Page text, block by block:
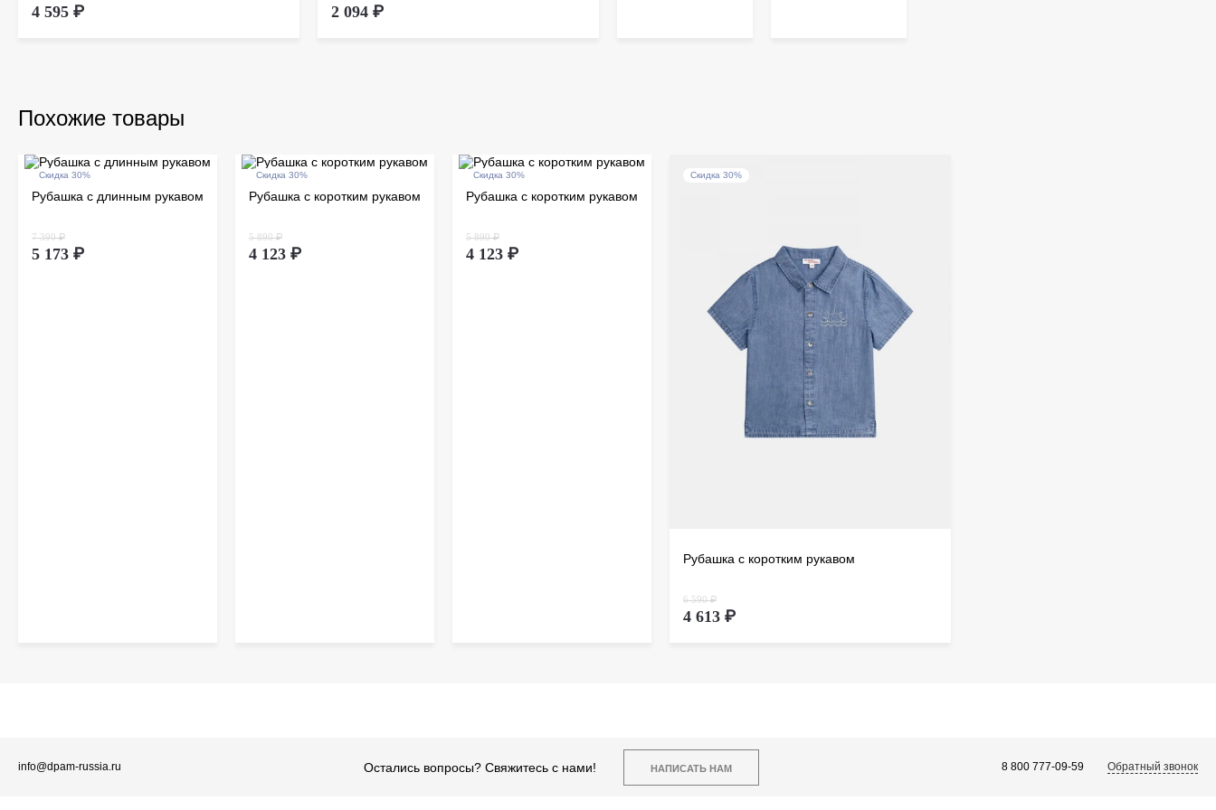
4 595 ₽ 2 094 ₽
Похожие товары
Скидка 30%
Рубашка с длинным рукавом
7 390 ₽
5 173 ₽
Скидка 30%
Рубашка с коротким рукавом
5 890 ₽
4 123 ₽
Скидка 30%
Рубашка с коротким рукавом
5 890 ₽
4 123 ₽
Скидка 30%
Рубашка с коротким рукавом
6 590 ₽
4 613 ₽
info@dpam-russia.ru Остались вопросы? Свяжитесь с нами! НАПИСАТЬ НАМ 8 800 777-09-59 Обратный звонок